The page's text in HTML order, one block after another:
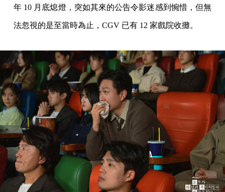
年 10 月底熄燈，突如其來的公告令影迷感到惋惜，但無
法忽視的是至當時為止，CGV 已有 12 家戲院收攤。